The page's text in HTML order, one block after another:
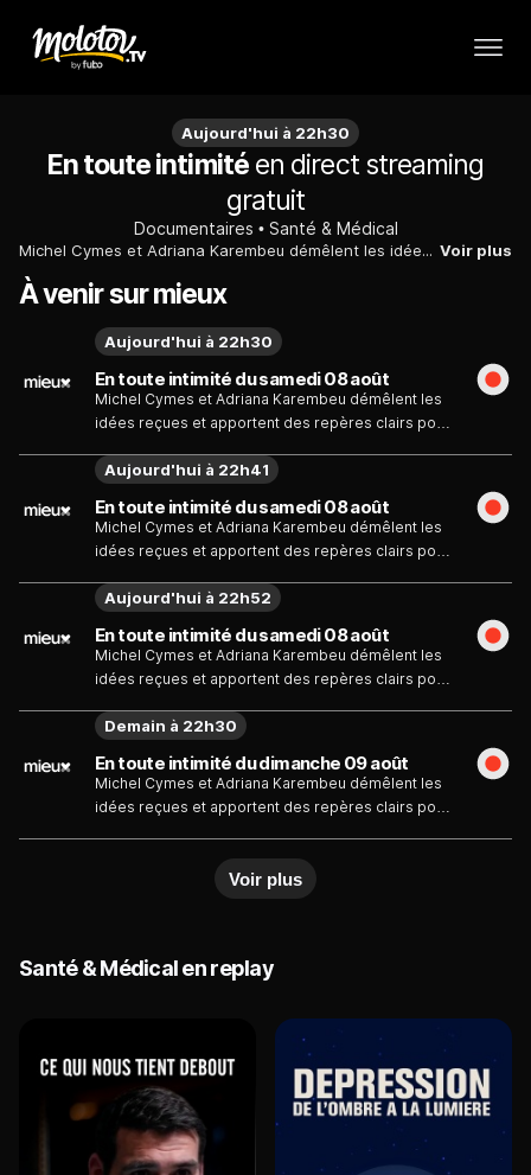
Aujourd'hui à 22h30
En toute intimitéen direct streaming
gratuit
Documentaires Santé & Médical
Michel Cymes et Adriana Karembeu démêlent les idées reçues et apportent des repères clairs pour mieux comprendre, préserver et vivre sa sexualité à chaque étape de la vie. Voir plus
À venir sur mieux
En toute intimité du samedi 08 août
Michel Cymes et Adriana Karembeu démêlent les
idées reçues et apportent des repères clairs pour
à chaque étape de la vie.
Aujourd'hui à 22h30
En toute intimité du samedi 08 août
Michel Cymes et Adriana Karembeu démêlent les
idées reçues et apportent des repères clairs pour
à chaque étape de la vie.
Aujourd'hui à 22h41
En toute intimité du samedi 08 août
Michel Cymes et Adriana Karembeu démêlent les
idées reçues et apportent des repères clairs pour
à chaque étape de la vie.
Aujourd'hui à 22h52
En toute intimité du dimanche 09 août
Michel Cymes et Adriana Karembeu démêlent les
idées reçues et apportent des repères clairs pour
à chaque étape de la vie.
Demain à 22h30
Voir plus
Santé & Médical en replay